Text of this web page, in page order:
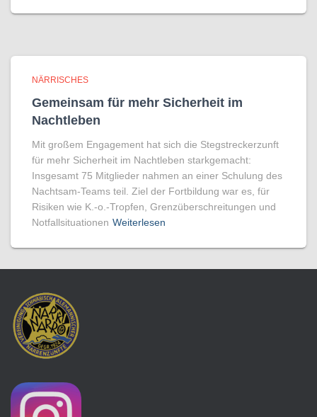
NÄRRISCHES
Gemeinsam für mehr Sicherheit im
Nachtleben
Mit großem Engagement hat sich die Stegstreckerzunft
für mehr Sicherheit im Nachtleben starkgemacht:
Insgesamt 75 Mitglieder nahmen an einer Schulung des
Nachtsam-Teams teil. Ziel der Fortbildung war es, für
Risiken wie K.-o.-Tropfen, Grenzüberschreitungen und
Notfallsituationen Weiterlesen